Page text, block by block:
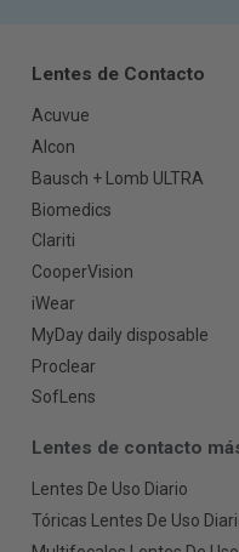
Lentes de Contacto
Acuvue
Alcon
Bausch + Lomb ULTRA
Biomedics
Clariti
CooperVision
iWear
MyDay daily disposable
Proclear
SofLens
Lentes de contacto
Lentes De Uso Diario
Tóricas Lentes De Uso